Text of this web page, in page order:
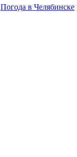
Погода в Челябинске